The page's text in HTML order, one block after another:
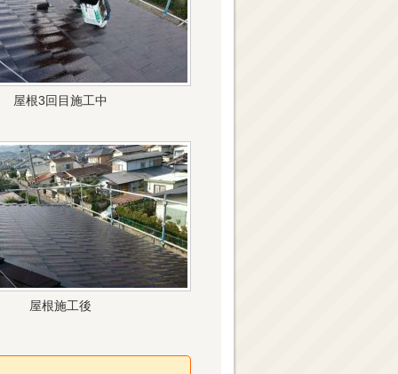
屋根3回目施工中
屋根施工後